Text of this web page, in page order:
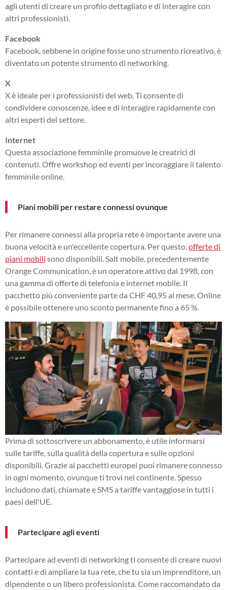
agli utenti di creare un profilo dettagliato e di interagire con
altri professionisti.
Facebook
Facebook, sebbene in origine fosse uno strumento ricreativo, è
diventato un potente strumento di networking.
X
X è ideale per i professionisti del web. Ti consente di
condividere conoscenze, idee e di interagire rapidamente con
altri esperti del settore.
Internet
Questa associazione femminile promuove le creatrici di
contenuti. Offre workshop ed eventi per incoraggiare il talento
femminile online.
Piani mobili per restare connessi ovunque
Per rimanere connessi alla propria rete è importante avere una
buona velocità e un'eccellente copertura. Per questo,offerte di
piani mobili sono disponibili. Salt mobile, precedentemente
Orange Communication, è un operatore attivo dal 1998, con
una gamma di offerte di telefonia e internet mobile. Il
pacchetto più conveniente parte da CHF 40,95 al mese. Online
è possibile ottenere uno sconto permanente fino a 65 %.
Prima di sottoscrivere un abbonamento, è utile informarsi
sulle tariffe, sulla qualità della copertura e sulle opzioni
disponibili. Grazie ai pacchetti europei puoi rimanere connesso
in ogni momento, ovunque ti trovi nel continente. Spesso
includono dati, chiamate e SMS a tariffe vantaggiose in tutti i
paesi dell'UE.
Partecipare agli eventi
Partecipare ad eventi di networking ti consente di creare nuovi
contatti e di ampliare la tua rete, che tu sia un imprenditore, un
dipendente o un libero professionista. Come raccomandato da